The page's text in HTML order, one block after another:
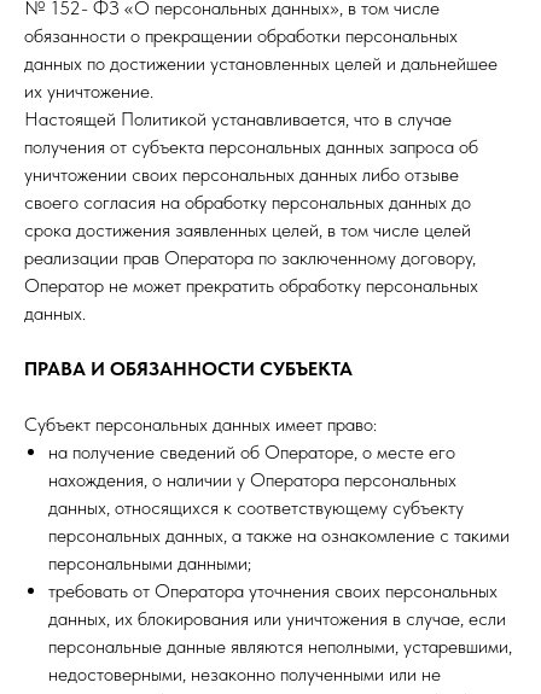
№ 152- ФЗ «О персональных данных», в том числе
обязанности о прекращении обработки персональных
данных по достижении установленных целей и дальнейшее
их уничтожение.
Настоящей Политикой устанавливается, что в случае
получения от субъекта персональных данных запроса об
уничтожении своих персональных данных либо отзыве
своего согласия на обработку персональных данных до
срока достижения заявленных целей, в том числе целей
реализации прав Оператора по заключенному договору,
Оператор не может прекратить обработку персональных
данных.
ПРАВА И ОБЯЗАННОСТИ СУБЪЕКТА
Субъект персональных данных имеет право:
на получение сведений об Операторе, о месте его
нахождения, о наличии у Оператора персональных
данных, относящихся к соответствующему субъекту
персональных данных, а также на ознакомление с такими
персональными данными;
требовать от Оператора уточнения своих персональных
данных, их блокирования или уничтожения в случае, если
персональные данные являются неполными, устаревшими,
недостоверными, незаконно полученными или не